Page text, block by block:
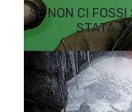
SE NON CI
STATA